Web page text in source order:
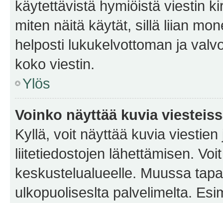
käytettävistä hymiöistä viestin
miten näitä käytät, sillä liian
helposti lukukelvottoman ja
koko viestin.
Ylös
Voinko näyttää kuvia
Kyllä, voit näyttää kuvia
liitetiedostojen lähettämisen.
keskustelualueelle. Muussa
ulkopuoliseslta palvelimelta.